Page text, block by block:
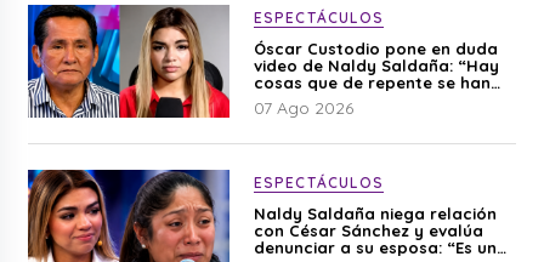
ESPECTÁCULOS
Óscar Custodio pone en duda
video de Naldy Saldaña: “Hay
cosas que de repente se han
editado”
07 Ago 2026
ESPECTÁCULOS
Naldy Saldaña niega relación
con César Sánchez y evalúa
denunciar a su esposa: “Es una